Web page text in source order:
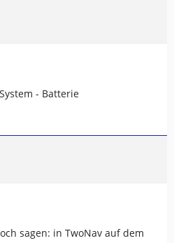
- Batterie
sagen: in TwoNav auf dem